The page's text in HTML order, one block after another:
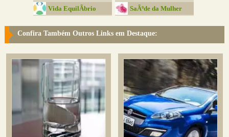
Vida EquilÃ­brio
SaÃºde da Mulher
Confira Também Outros Links em Destaque: